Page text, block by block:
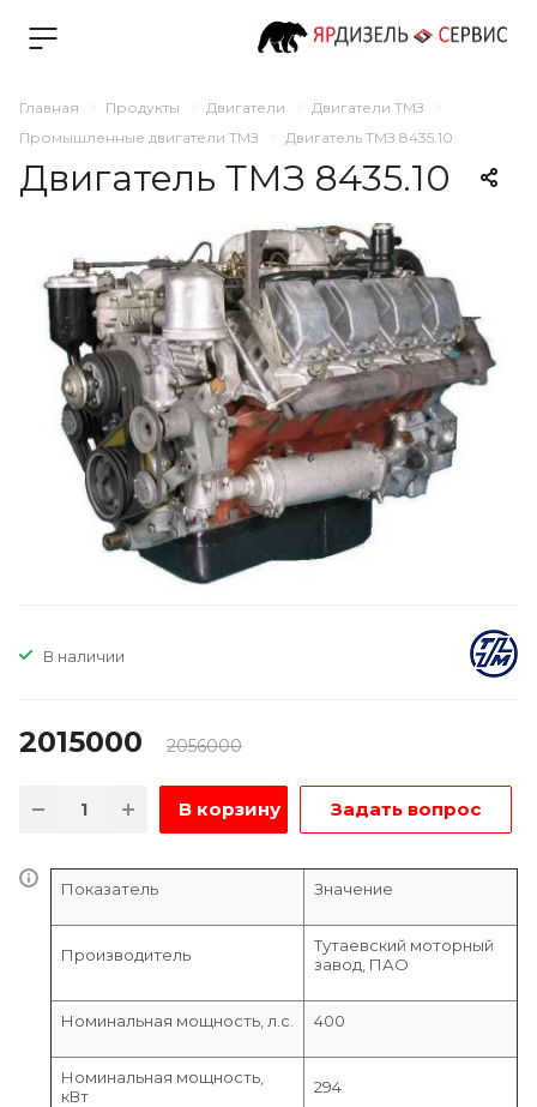
Главная Продукты Двигатели
Двигатели ТМЗ
Промышленные двигатели ТМЗ
Двигатель ТМЗ 8435.10
Двигатель ТМЗ 8435.10
В наличии
2015000 2056000
В корзину Задать вопрос
Показатель Значение
Производитель
Тутаевский моторный
завод, ПАО
Номинальная мощность, л.с. 400
Номинальная мощность,
кВт
294